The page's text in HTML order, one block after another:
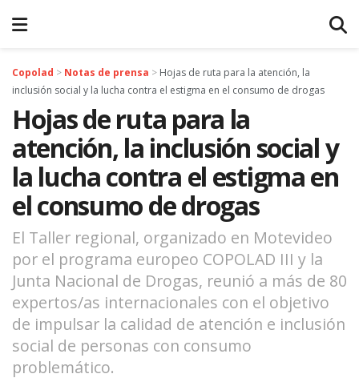
Copolad > Notas de prensa > Hojas de ruta para la atención, la
inclusión social y la lucha contra el estigma en el consumo de drogas
Hojas de ruta para la
atención, la inclusión social y
la lucha contra el estigma en
el consumo de drogas
El Taller regional, organizado en Motevideo
por el programa europeo COPOLAD III y la
Junta Nacional de Drogas, reunió a más de 80
expertos/as internacionales con el objetivo
de impulsar la calidad de atención e inclusión
social de personas con consumo
problemático.